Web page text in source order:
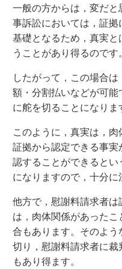
一般の方からは，変だ
事訴訟においては，証
基礎となるため，真実
うことがあり得るのです。
したがって，この場合
額・分割払いなどが可
に舵を切ることになりま
このように，真実は，肉
証拠から認定できる事
認することができると
になりますので，十分に
他方で，慰謝料請求者
は，肉体関係があった
合もあります。そのよ
切り，慰謝料請求者に
もあり得ます。